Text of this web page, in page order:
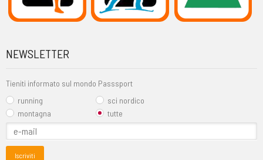
NEWSLETTER
Tieniti informato sul mondo Passsport
running
sci nordico
montagna
tutte
Iscriviti